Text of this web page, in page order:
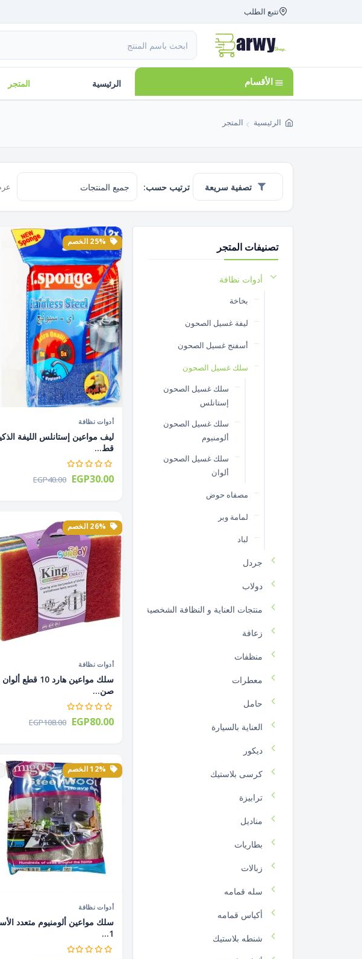
تتبع الطلب
الأقسام الرئيسية المتجر
الرئيسية المتجر
تصفية سريعة ترتيب حسب:
أدوات نظافة
قط...
EGP40.00 EGP30.00
أدوات نظافة
سلك مواعين هارد 10
صن...
EGP108.00 EGP80.00
أدوات نظافة
سلك مواعين ألومنيوم متعدد
1...
تصنيفات المتجر
أدوات نظافة
بخاخة
ليفة غسيل الصحون
أسفنج غسيل الصحون
سلك غسيل الصحون
سلك غسيل الصحون
إستانلس
سلك غسيل الصحون
ألومنيوم
سلك غسيل الصحون
ألوان
مصفاه حوض
لمامة وبر
لباد
جردل
دولاب
منتجات العناية و النظافة الشخصية
زعافة
منظفات
معطرات
حامل
العناية بالسيارة
ديكور
كرسى بلاستيك
ترابيزة
مناديل
بطاريات
زبالات
سله قمامه
أكياس قمامه
شنطه بلاستيك